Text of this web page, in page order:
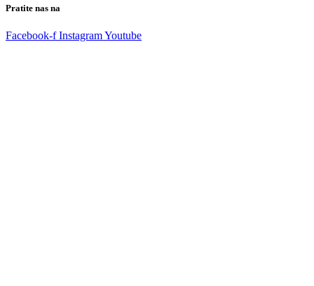
Pratite nas na
Facebook-f InstagramYoutube